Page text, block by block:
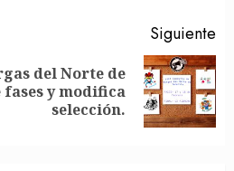
Siguiente
del Norte de
y modifica
selección.